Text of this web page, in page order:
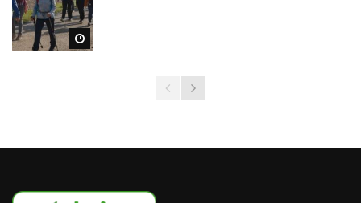
Später ansehen